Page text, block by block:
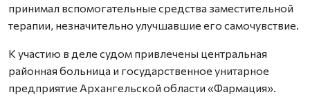
принимал вспомогательные средства заместительной
терапии, незначительно улучшавшие его самочувствие.
К участию в деле судом привлечены центральная
районная больница и государственное унитарное
предприятие Архангельской области «Фармация».